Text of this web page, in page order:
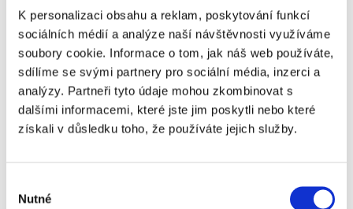
K personalizaci obsahu a reklam, poskytování funkcí
sociálních médií a analýze naší návštěvnosti využíváme
soubory cookie. Informace o tom, jak náš web používáte,
sdílíme se svými partnery pro sociální média, inzerci a
analýzy. Partneři tyto údaje mohou zkombinovat s
dalšími informacemi, které jste jim poskytli nebo které
získali v důsledku toho, že používáte jejich služby.
souhlasu
Nutné
část na jihovýchodě Brna s rodinnými domy a
zemědělskou historií.
Chrlice jsou ideální pro ty, kteří hledají klid a prostor.
Převládají zde rodinné domy, ale najdeme zde i
menší bytovou výstavbu. Dobrá dostupnost vlakem
i autem do centra Brna je výhodou. Nevýhodou
centru, což z Chrlic dělá zajímavou investiční